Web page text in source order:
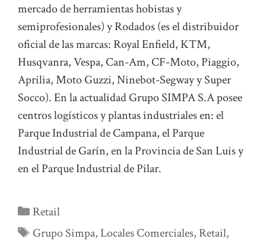
mercado de herramientas hobistas y
semiprofesionales) y Rodados (es el distribuidor
oficial de las marcas: Royal Enfield, KTM,
Husqvanra, Vespa, Can-Am, CF-Moto, Piaggio,
Aprilia, Moto Guzzi, Ninebot-Segway y Super
Socco). En la actualidad Grupo SIMPA S.A posee
centros logísticos y plantas industriales en: el
Parque Industrial de Campana, el Parque
Industrial de Garín, en la Provincia de San Luis y
en el Parque Industrial de Pilar.
Categorías
Retail
Etiquetas
Grupo Simpa,Locales Comerciales, Retail,